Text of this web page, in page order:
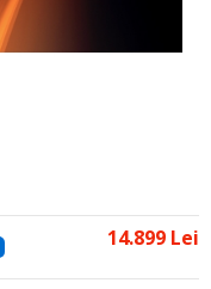
14.899 Lei